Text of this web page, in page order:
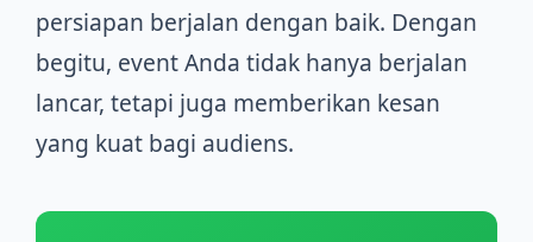
persiapan berjalan dengan baik. Dengan
begitu, event Anda tidak hanya berjalan
lancar, tetapi juga memberikan kesan
yang kuat bagi audiens.